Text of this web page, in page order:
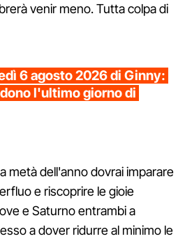
venir meno. Tutta colpa di
6 agosto 2026 di Ginny:
l'ultimo giorno di
metà dell'anno dovrai imparare
e riscoprire le gioie
e Saturno entrambi a
a dover ridurre al minimo le